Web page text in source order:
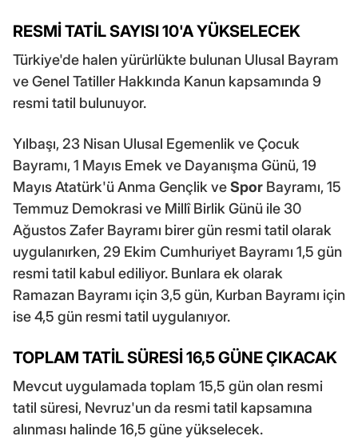
RESMİ TATİL SAYISI 10'A YÜKSELECEK
Türkiye'de halen yürürlükte bulunan Ulusal Bayram
ve Genel Tatiller Hakkında Kanun kapsamında 9
resmi tatil bulunuyor.
Yılbaşı, 23 Nisan Ulusal Egemenlik ve Çocuk
Bayramı, 1 Mayıs Emek ve Dayanışma Günü, 19
Mayıs Atatürk'ü Anma Gençlik veSpor Bayramı, 15
Temmuz Demokrasi ve Millî Birlik Günü ile 30
Ağustos Zafer Bayramı birer gün resmi tatil olarak
uygulanırken, 29 Ekim Cumhuriyet Bayramı 1,5 gün
resmi tatil kabul ediliyor. Bunlara ek olarak
Ramazan Bayramı için 3,5 gün, Kurban Bayramı için
ise 4,5 gün resmi tatil uygulanıyor.
TOPLAM TATİL SÜRESİ 16,5 GÜNE ÇIKACAK
Mevcut uygulamada toplam 15,5 gün olan resmi
tatil süresi, Nevruz'un da resmi tatil kapsamına
alınması halinde 16,5 güne yükselecek.